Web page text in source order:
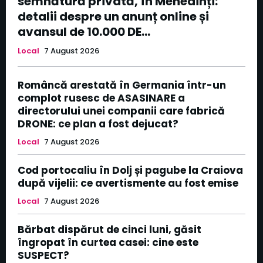
detalii despre un anunț online și
avansul de 10.000 DE...
Local 7 August 2026
Româncă arestată în Germania într-un
complot rusesc de ASASINARE a
directorului unei companii care fabrică
DRONE: ce plan a fost dejucat?
Local 7 August 2026
Cod portocaliu în Dolj și pagube la Craiova
după vijelii: ce avertismente au fost emise
Local 7 August 2026
Bărbat dispărut de cinci luni, găsit
îngropat în curtea casei: cine este
SUSPECT?